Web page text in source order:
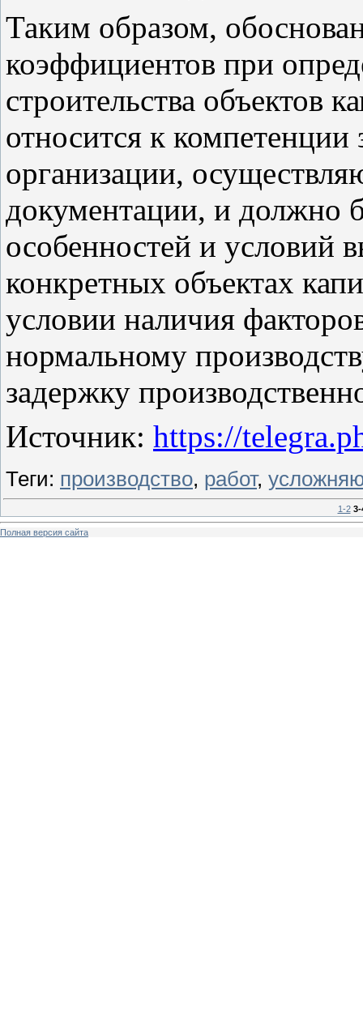
Таким образом,
коэффициентов при
строительства объектов
относится к компетенции
организации,
документации, и должно
особенностей и условий
конкретных объектах
условии наличия
нормальному
задержку
Источник: https://
Теги: производство, работ,
1-2 3-
Полная версия сайта